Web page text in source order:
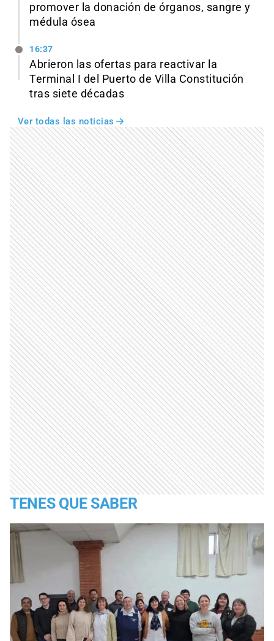
promover la donación de órganos, sangre y
médula ósea
16:37
Abrieron las ofertas para reactivar la
Terminal I del Puerto de Villa Constitución
tras siete décadas
Ver todas las noticias
TENES QUE SABER